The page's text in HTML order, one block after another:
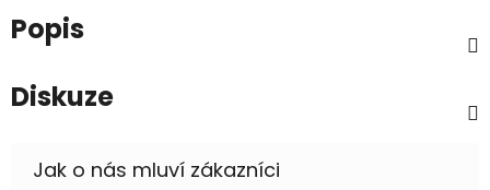
Popis
Diskuze